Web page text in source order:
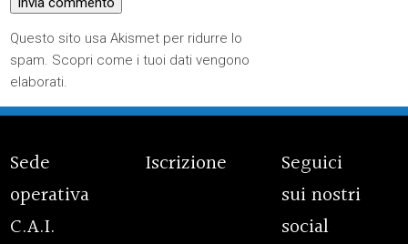
Questo sito usa Akismet per ridurre lo
spam. Scopri come i tuoi dati vengono
elaborati.
Sede
operativa
C.A.I.
Iscrizione
Seguici
sui nostri
social